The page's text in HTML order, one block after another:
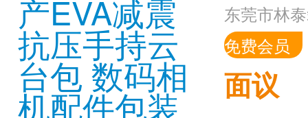
东莞市林
免费会员
面议